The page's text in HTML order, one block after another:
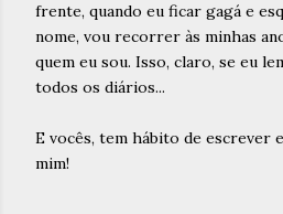
frente, quando eu ficar gagá e
nome, vou recorrer às minhas
quem eu sou. Isso, claro, se eu
todos os diários...
E vocês, tem hábito de escrever
mim!